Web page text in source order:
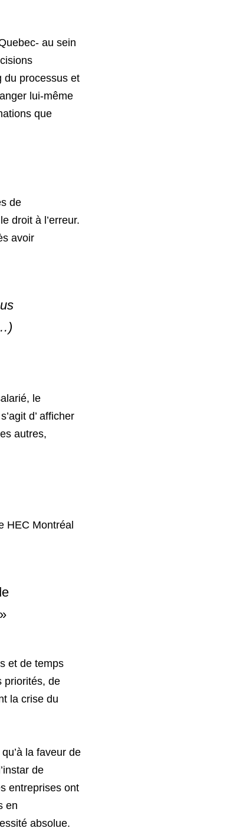
au sein
du processus et
lui-même
que
de
avoir
le
d’ afficher
autres,
et de temps
priorités, de
la crise du
la faveur de
de
entreprises ont
en
absolue.